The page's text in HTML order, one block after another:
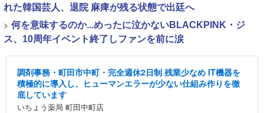
れた韓国芸人、退院 麻痺が残る状態で出廷へ
> 何を意味するのか...めったに泣かないBLACKPINK・ジ
ス、10周年イベント終了しファンを前に涙
調剤事務・町田市中町・完全週休2日制 残業少なめ IT機器を
積極的に導入し、ヒューマンエラーが少ない仕組み作りを徹
底しています
いちょう薬局 町田中町店